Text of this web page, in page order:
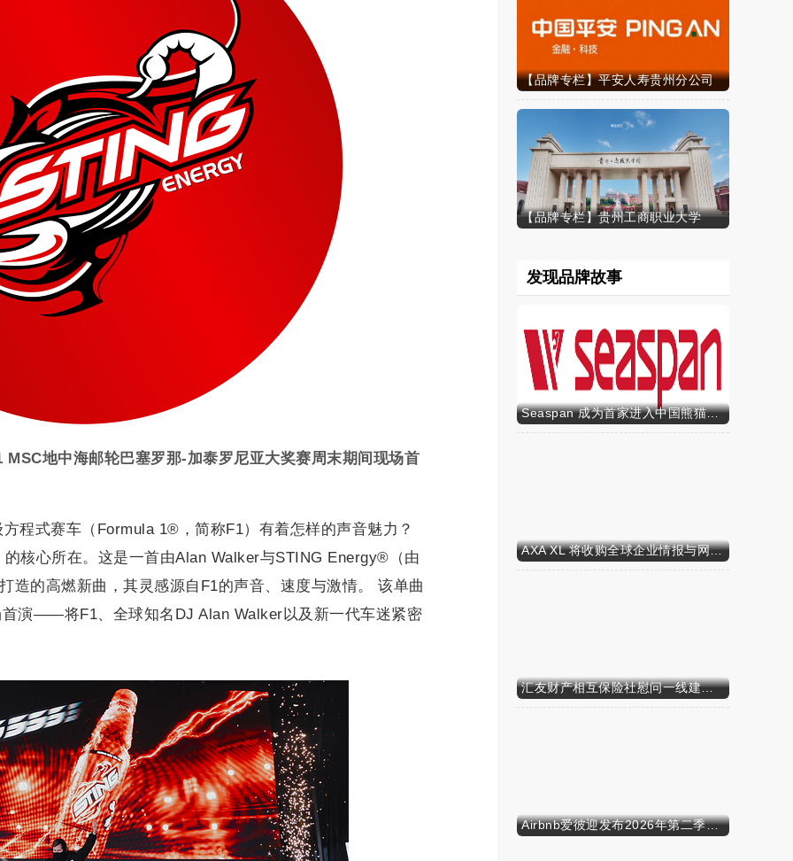
地中海邮轮巴塞罗那-加泰罗尼亚大奖赛周末期间现场首
程式赛车（Formula 1®，简称F1）有着怎样的声音魅力？
核心所在。这是一首由Alan Walker与STING Energy®（由
造的高燃新曲，其灵感源自F1的声音、速度与激情。 该单曲
演——将F1、全球知名DJ Alan Walker以及新一代车迷紧密
【品牌专栏】平安人寿贵州分公司
【品牌专栏】贵州工商职业大学
发现品牌故事
Seaspan 成为首家进入中国熊猫债市场的国际船东及运营商
AXA XL 将收购全球企业情报与网络安全咨询公司 S-RM
汇友财产相互保险社慰问一线建筑工人
Airbnb爱彼迎发布2026年第二季度财务业绩